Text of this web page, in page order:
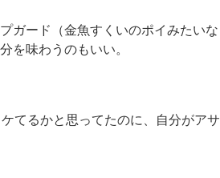
ガード（金魚すくいのポイみたいな
を味わうのもいい。
てるかと思ってたのに、自分がアサ